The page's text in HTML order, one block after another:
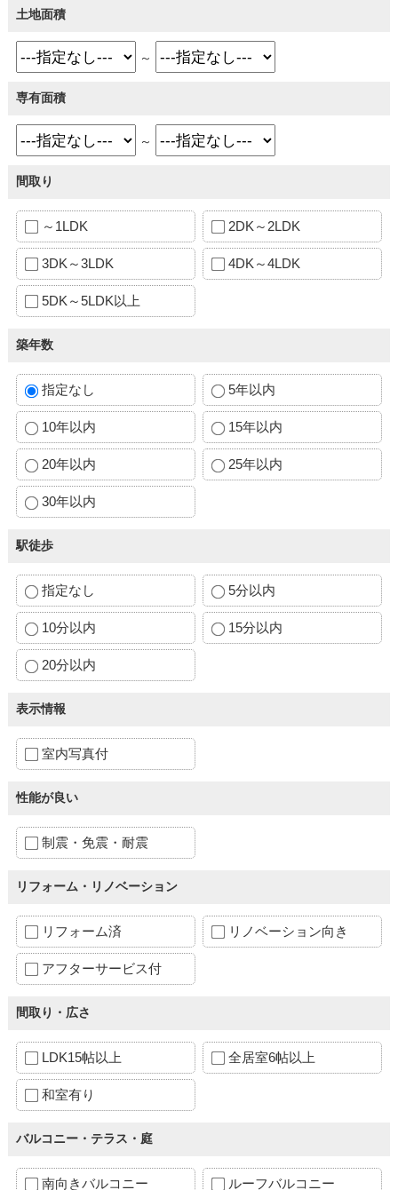
土地面積
～
専有面積
～
間取り
～1LDK 2DK～2LDK
3DK～3LDK 4DK～4LDK
5DK～5LDK以上
築年数
指定なし 5年以内
10年以内 15年以内
20年以内 25年以内
30年以内
駅徒歩
指定なし 5分以内
10分以内 15分以内
20分以内
表示情報
室内写真付
性能が良い
制震・免震・耐震
リフォーム・リノベーション
リフォーム済 リノベーション向き
アフターサービス付
間取り・広さ
LDK15帖以上 全居室6帖以上
和室有り
バルコニー・テラス・庭
南向きバルコニー ルーフバルコニー